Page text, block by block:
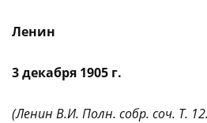
Ленин
3 декабря 1905 г.
(Ленин В.И. Полн. собр. соч. Т.